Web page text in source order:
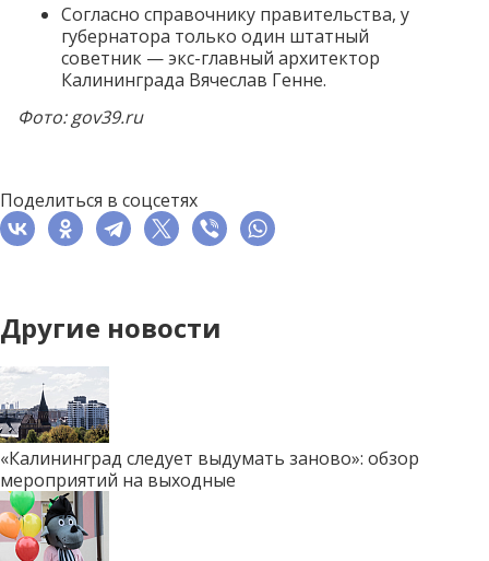
Согласно справочнику правительства, у
губернатора только один штатный
советник — экс-главный архитектор
Калининграда Вячеслав Генне.
Фото: gov39.ru
Поделиться в соцсетях
Другие новости
«Калининград следует выдумать заново»: обзор
мероприятий на выходные